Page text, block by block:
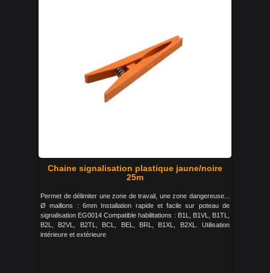
Chaine signalisation plastique jaune/noire
25m
Permet de délimiter une zone de travail, une zone dangereuse...
Ø maillons : 6mm Installation rapide et facile sur poteau de
signalisation EG0014 Compatible habilitations : B1L, B1VL, B1TL,
B2L, B2VL, B2TL, BCL, BEL, BRL, B1XL, B2XL. Utilisation
intérieure et extérieure